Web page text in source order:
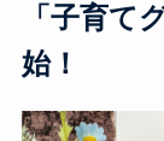
「子育て
始！